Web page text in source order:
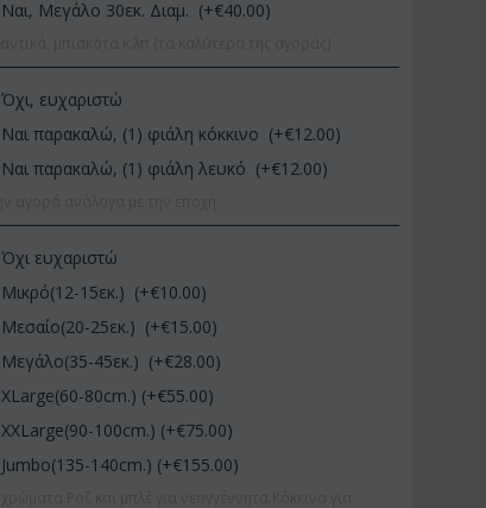
Ναι, Μεγάλο 30εκ. Διαμ. (+€40.00)
Όχι, ευχαριστώ
Ναι παρακαλώ, (1) φιάλη κόκκινο (+€12.00)
Ναι παρακαλώ, (1) φιάλη λευκό (+€12.00)
Όχι ευχαριστώ
Μικρό(12-15εκ.) (+€10.00)
Μεσαίο(20-25εκ.) (+€15.00)
Μεγάλο(35-45εκ.) (+€28.00)
XLarge(60-80cm.) (+€55.00)
XXLarge(90-100cm.) (+€75.00)
Jumbo(135-140cm.) (+€155.00)